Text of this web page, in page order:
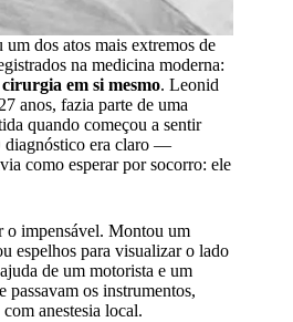
dos atos mais extremos de
na medicina moderna:
em si mesmo. Leonid
anos, fazia parte de uma
quando começou a sentir
diagnóstico era claro —
como esperar por socorro: ele
o impensável. Montou um
espelhos para visualizar o lado
de um motorista e um
passavam os instrumentos,
com anestesia local.